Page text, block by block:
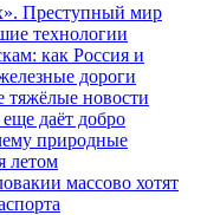
Преступный мир
технологии
как Россия и
дороги
новости
даёт добро
природные
летом
массово хотят